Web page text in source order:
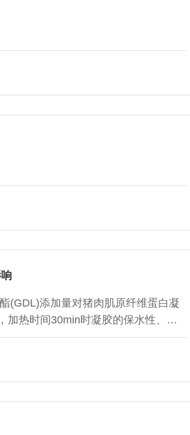
(GDL)添加量对猪肉肌原纤维蛋白凝
加热时间30min时凝胶的保水性、硬
凝胶的白度值降到了最低值；加热时
数的增加，凝胶弹性逐渐增加，当